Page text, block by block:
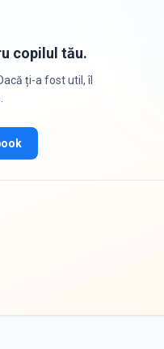
copilul tău.
ți-a fost util, îl